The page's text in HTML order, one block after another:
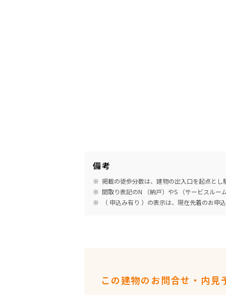
備考
掲載の徒歩分数は、建物の出入口を起点と
間取り表記のN （納戸）やS （サービスル
（ 申込み有り ）の表示は、現在先着のお
この建物のお問合せ・内見